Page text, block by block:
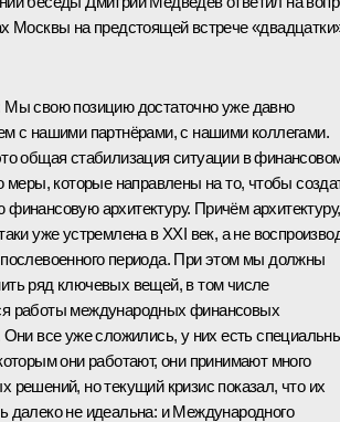
Москвы на предстоящей встрече
свою позицию достаточно уже давно
с нашими партнёрами, с нашими коллегами.
общая стабилизация ситуации в
меры, которые направлены на то, чтобы
финансовую архитектуру. Причём архитектуру,
уже устремлена в XXI век, а не
послевоенного периода. При этом мы должны
ряд ключевых вещей, в том числе
работы международных финансовых
Они все уже сложились, у них есть
они работают, они принимают много
решений, но текущий кризис показал, что их
далеко не идеальна: и Международного